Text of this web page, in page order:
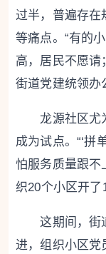
过半，普遍存在
等痛点。“有的
高，居民不愿请
街道党建统领办
龙源社区尤为
成为试点。“‘拼
怕服务质量跟不
织20个小区开了
这期间，街道
进，组织小区党